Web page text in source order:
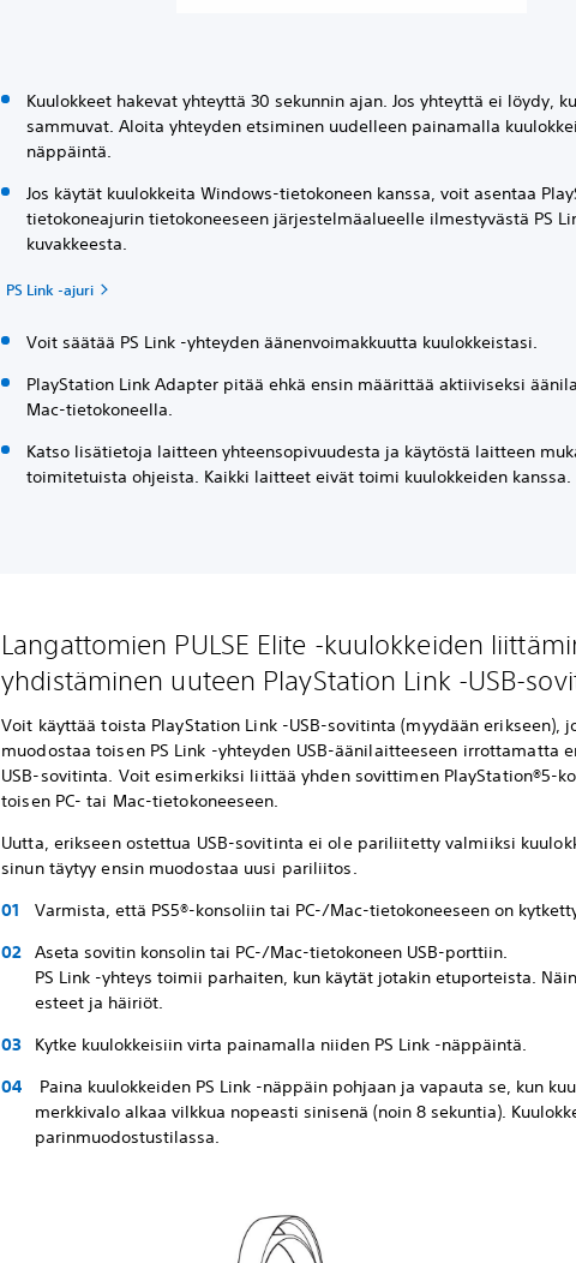
Kuulokkeet hakevat yhteyttä 30 sekunnin ajan. Jos yhteyttä ei löydy,
sammuvat. Aloita yhteyden etsiminen uudelleen painamalla
näppäintä.
Jos käytät kuulokkeita Windows-tietokoneen kanssa, voit asentaa
tietokoneajurin tietokoneeseen järjestelmäalueelle ilmestyvästä PS
kuvakkeesta.
PS Link -ajuri
Voit säätää PS Link -yhteyden äänenvoimakkuutta kuulokkeistasi.
PlayStation Link Adapter pitää ehkä ensin määrittää aktiiviseksi
Mac-tietokoneella.
Katso lisätietoja laitteen yhteensopivuudesta ja käytöstä laitteen
toimitetuista ohjeista. Kaikki laitteet eivät toimi kuulokkeiden kanssa.
Langattomien PULSE Elite -kuulokkeiden
yhdistäminen uuteen PlayStation Link -USB-
Voit käyttää toista PlayStation Link -USB-sovitinta (myydään erikseen),
muodostaa toisen PS Link -yhteyden USB-äänilaitteeseen irrottamatta
USB-sovitinta. Voit esimerkiksi liittää yhden sovittimen PlayStation®5-
toisen PC- tai Mac-tietokoneeseen.
Uutta, erikseen ostettua USB-sovitinta ei ole pariliitetty valmiiksi
sinun täytyy ensin muodostaa uusi pariliitos.
Varmista, että PS5®-konsoliin tai PC-/Mac-tietokoneeseen on
Aseta sovitin konsolin tai PC-/Mac-tietokoneen USB-porttiin.
PS Link -yhteys toimii parhaiten, kun käytät jotakin etuporteista.
esteet ja häiriöt.
Kytke kuulokkeisiin virta painamalla niiden PS Link -näppäintä.
Paina kuulokkeiden PS Link -näppäin pohjaan ja vapauta se, kun
merkkivalo alkaa vilkkua nopeasti sinisenä (noin 8 sekuntia).
parinmuodostustilassa.